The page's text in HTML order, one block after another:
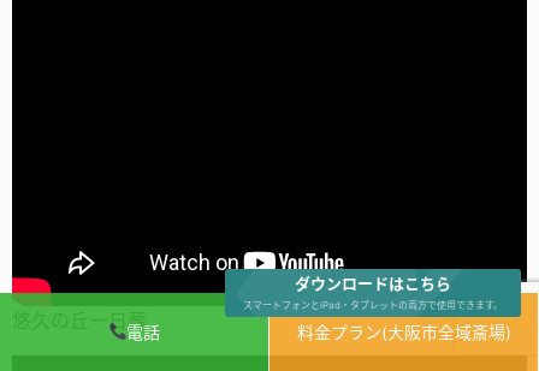
電話 料金プラン(大阪市全域斎場)
悠久の丘一日葬
ダウンロードはこちら
スマートフォンとiPad・タブレットの両方で使用できます。